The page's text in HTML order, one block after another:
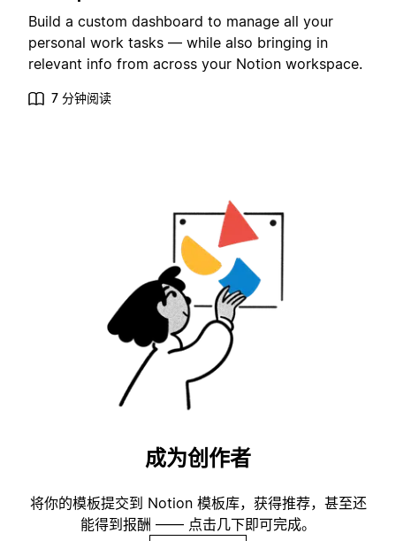
Build a custom dashboard to manage all your
personal work tasks — while also bringing in
relevant info from across your Notion workspace.
7 分钟阅读
成为创作者
将你的模板提交到 Notion 模板库，获得推荐，甚至还
能得到报酬 —— 点击几下即可完成。